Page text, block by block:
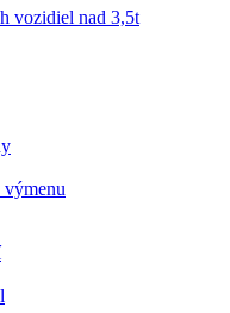
vozidiel nad 3,5t